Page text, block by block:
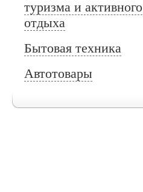
туризма и активного
отдыха
Бытовая техника
Автотовары